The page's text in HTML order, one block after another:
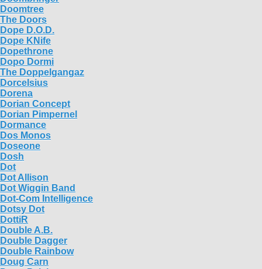
Doomtree
The Doors
Dope D.O.D.
Dope KNife
Dopethrone
Dopo Dormi
The Doppelgangaz
Dorcelsius
Dorena
Dorian Concept
Dorian Pimpernel
Dormance
Dos Monos
Doseone
Dosh
Dot
Dot Allison
Dot Wiggin Band
Dot-Com Intelligence
Dotsy Dot
DottiR
Double A.B.
Double Dagger
Double Rainbow
Doug Carn